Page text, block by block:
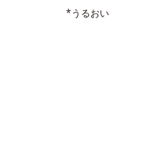
*うるおい